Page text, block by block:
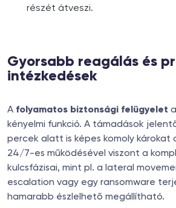
részét átveszi.
Gyorsabb reagálás és
intézkedések
A folyamatos biztonsági felügyelet
kényelmi funkció. A támadások
percek alatt is képes komoly károkat
24/7-es működésével viszont a
kulcsfázisai, mint pl. a lateral
escalation vagy egy ransomware
hamarabb észlelhető megállítható.